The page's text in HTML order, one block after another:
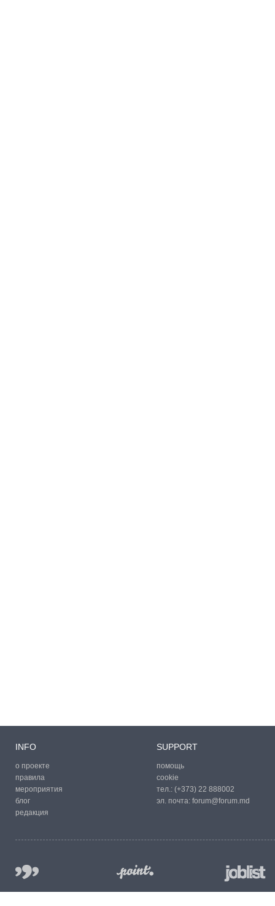
INFO
о проекте
правила
мероприятия
блог
редакция
SUPPORT
помощь
cookie
тел.: (+373) 22 888002
эл. почта: forum@forum.md